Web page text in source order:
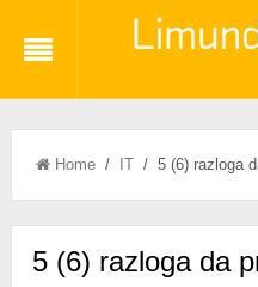
Home/ IT/ 5 (6) razloga
5 (6) razloga da